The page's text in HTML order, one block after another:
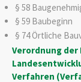
§ 58
§ 59 Baubeginn
§ 74 Örtliche
Verordnung
Verfahren